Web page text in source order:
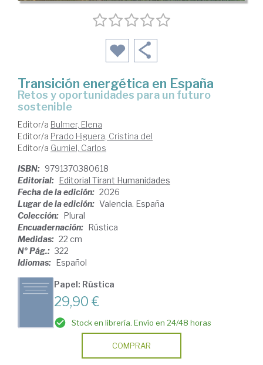
Transición energética en España
retos y oportunidades para un futuro
sostenible
Editor/a Bulmer, Elena
Editor/a Prado Higuera, Cristina del
Editor/a Gumiel, Carlos
ISBN: 9791370380618
Editorial: Editorial Tirant Humanidades
Fecha de la edición: 2026
Lugar de la edición: Valencia. España
Colección: Plural
Encuadernación: Rústica
Medidas: 22 cm
Nº Pág.: 322
Idiomas: Español
Papel: Rústica
29,90 €
Stock en librería. Envío en 24/48 horas
COMPRAR